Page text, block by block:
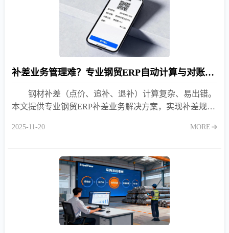
补差业务管理难？专业钢贸ERP自动计算与对账解决方案
钢材补差（点价、追补、退补）计算复杂、易出错。
本文提供专业钢贸ERP补差业务解决方案，实现补差规则
核算的低效与风险。
2025-11-20 MORE